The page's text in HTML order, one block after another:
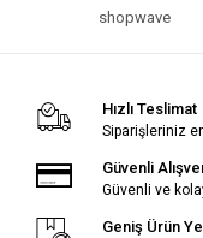
Erkek Bileklikshopwave
Hızlı Teslimat
Siparişleriniz
Güvenli
Güvenli ve
Geniş Ürün